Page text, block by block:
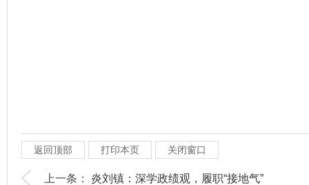
返回顶部 打印本页 关闭窗口
上一条： 炎刘镇：深学政绩观，履职“接地气”